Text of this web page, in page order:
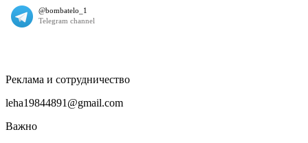
Реклама и сотрудничество
leha19844891@gmail.com
Важно